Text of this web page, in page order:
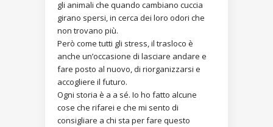
gli animali che quando cambiano cuccia
girano spersi, in cerca dei loro odori che
non trovano più.
Però come tutti gli stress, il trasloco è
anche un’occasione di lasciare andare e
fare posto al nuovo, di riorganizzarsi e
accogliere il futuro.
Ogni storia è a a sé. Io ho fatto alcune
cose che rifarei e che mi sento di
consigliare a chi sta per fare questo